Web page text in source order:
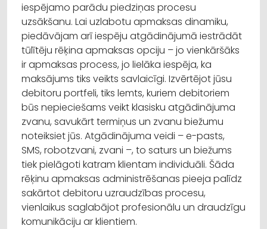
iespējamo parādu piedziņas procesu
uzsākšanu. Lai uzlabotu apmaksas dinamiku,
piedāvājam arī iespēju atgādinājumā iestrādāt
tūlītēju rēķina apmaksas opciju – jo vienkāršāks
ir apmaksas process, jo lielāka iespēja, ka
maksājums tiks veikts savlaicīgi. Izvērtējot jūsu
debitoru portfeli, tiks lemts, kuriem debitoriem
būs nepieciešams veikt klasisku atgādinājuma
zvanu, savukārt termiņus un zvanu biežumu
noteiksiet jūs. Atgādinājuma veidi – e-pasts,
SMS, robotzvani, zvani –, to saturs un biežums
tiek pielāgoti katram klientam individuāli. Šāda
rēķinu apmaksas administrēšanas pieeja palīdz
sakārtot debitoru uzraudzības procesu,
vienlaikus saglabājot profesionālu un draudzīgu
komunikāciju ar klientiem.